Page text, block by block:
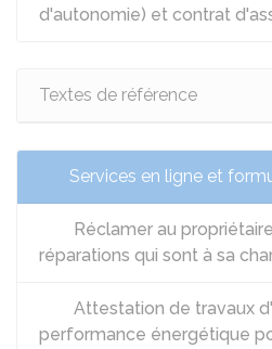
d'autonomie) et contrat
Textes de référence
Services en ligne et
Réclamer au
réparations qui sont à sa
Attestation de travaux
performance énergétique